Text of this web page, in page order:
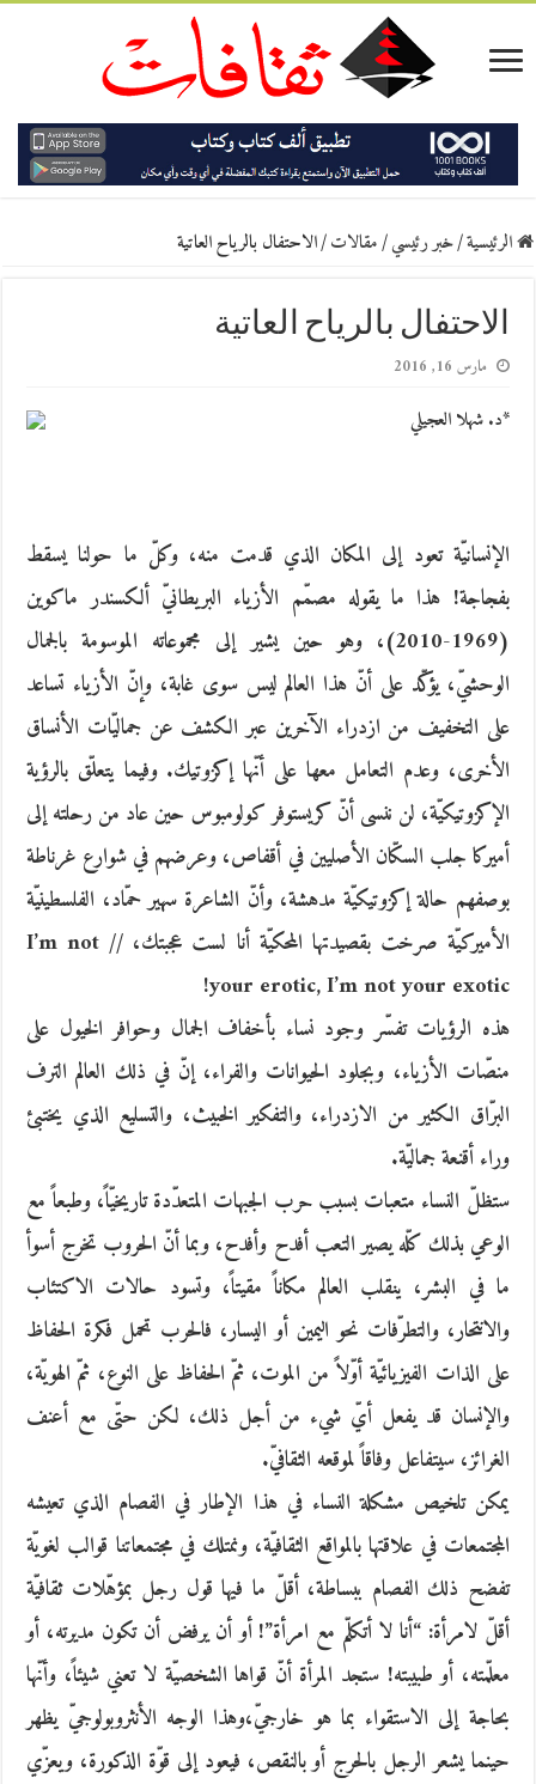
الرئيسية/خبر رئيسي/مقالات/الاحتفال بالرياح العاتية
الاحتفال بالرياح العاتية
مارس 16, 2016
*د. شهلا العجيلي
الإنسانيّة تعود إلى المكان الذي قدمت منه، وكلّ ما حولنا يسقط
بفجاجة! هذا ما يقوله مصمّم الأزياء البريطانيّ ألكسندر ماكوين
(1969-2010)، وهو حين يشير إلى مجموعاته الموسومة بالجمال
الوحشيّ، يؤكّد على أنّ هذا العالم ليس سوى غابة، وإنّ الأزياء تساعد
على التخفيف من ازدراء الآخرين عبر الكشف عن جماليّات الأنساق
الأخرى، وعدم التعامل معها على أنّها إكزوتيك. وفيما يتعلّق بالرؤية
الإكزوتيكيّة، لن ننسى أنّ كريستوفر كولومبوس حين عاد من رحلته إلى
أميركا جلب السكّان الأصليين في أقفاص، وعرضهم في شوارع غرناطة
بوصفهم حالة إكزوتيكيّة مدهشة، وأنّ الشاعرة سهير حمّاد، الفلسطينيّة
الأميركيّة صرخت بقصيدتها المحكيّة أنا لست عجبتك، // I’m not
your erotic, I’m not your exotic!
هذه الرؤيات تفسّر وجود نساء بأخفاف الجمال وحوافر الخيول على
منصّات الأزياء، وبجلود الحيوانات والفراء، إنّ في ذلك العالم الترف
البرّاق الكثير من الازدراء، والتفكير الخبيث، والتسليع الذي يختبئ
وراء أقنعة جماليّة.
ستظلّ النساء متعبات بسبب حرب الجبهات المتعدّدة تاريخيّاً، وطبعاً مع
الوعي بذلك كلّه يصير التعب أفدح وأفدح، وبما أنّ الحروب تخرج أسوأ
ما في البشر، ينقلب العالم مكاناً مقيتاً، وتسود حالات الاكتئاب
والانتحار، والتطرّفات نحو اليمين أو اليسار، فالحرب تحمل فكرة الحفاظ
على الذات الفيزيائيّة أوّلاً من الموت، ثمّ الحفاظ على النوع، ثمّ الهويّة،
والإنسان قد يفعل أيّ شيء من أجل ذلك، لكن حتّى مع أعنف
الغرائز، سيتفاعل وفاقاً لموقعه الثقافيّ.
يمكن تلخيص مشكلة النساء في هذا الإطار في الفصام الذي تعيشه
المجتمعات في علاقتها بالمواقع الثقافيّة، ونمتلك في مجتمعاتنا قوالب لغويّة
تفضح ذلك الفصام ببساطة، أقلّ ما فيها قول رجل بمؤهّلات ثقافيّة
أقلّ لامرأة: “أنا لا أتكلّم مع امرأة”! أو أن يرفض أن تكون مديرته، أو
معلّمته، أو طبيبته! ستجد المرأة أنّ قواها الشخصيّة لا تعني شيئاً، وأنّها
بحاجة إلى الاستقواء بما هو خارجيّ،وهذا الوجه الأنثروبولوجيّ يظهر
حينما يشعر الرجل بالحرج أو بالنقص، فيعود إلى قوّة الذكورة، ويعزّي